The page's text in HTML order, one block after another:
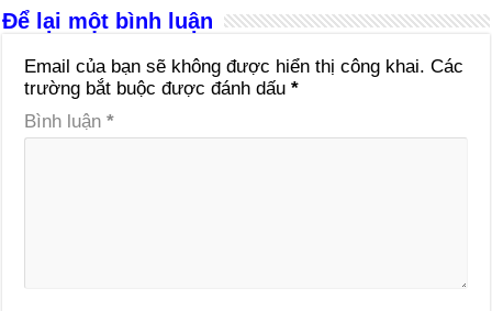
Để lại một bình luận
Email của bạn sẽ không được hiển thị công khai. Các
trường bắt buộc được đánh dấu*
Bình luận*